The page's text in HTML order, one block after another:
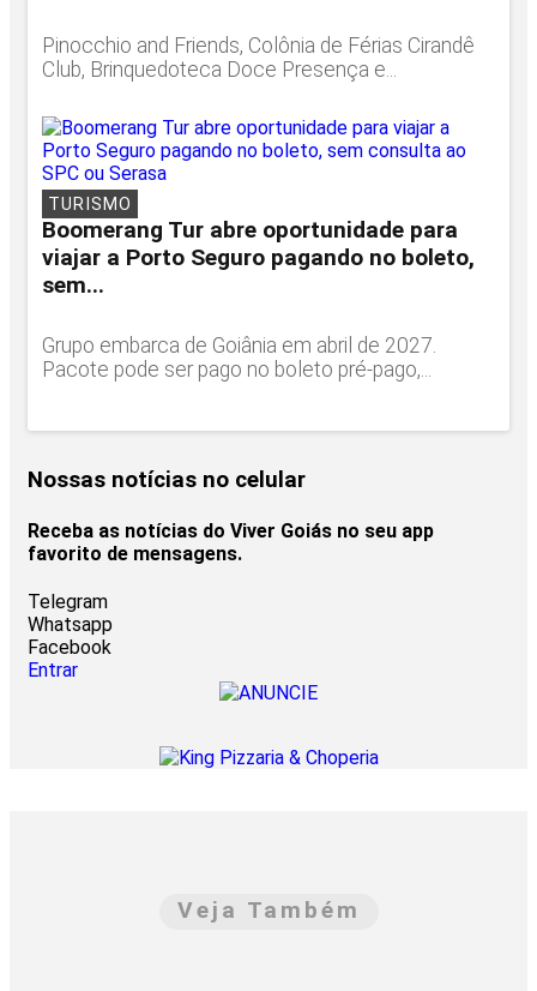
Pinocchio and Friends, Colônia de Férias Cirandê
Club, Brinquedoteca Doce Presença e...
TURISMO
Boomerang Tur abre oportunidade para
viajar a Porto Seguro pagando no boleto,
sem...
Grupo embarca de Goiânia em abril de 2027.
Pacote pode ser pago no boleto pré-pago,...
Nossas notícias no celular
Receba as notícias do Viver Goiás no seu app
favorito de mensagens.
Telegram
Whatsapp
Facebook
Entrar
Veja Também